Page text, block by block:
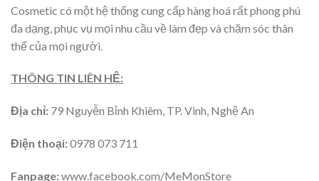
Cosmetic có một hệ thống cung cấp hàng hoá rất phong phú
đa dạng, phục vụ mọi nhu cầu về làm đẹp và chăm sóc thân
thể của mọi người.
THÔNG TIN LIÊN HỆ:
Địa chỉ: 79 Nguyễn Bỉnh Khiêm, TP. Vinh, Nghệ An
Điện thoại:0978 073 711
Fanpage:www.facebook.com/MeMonStore